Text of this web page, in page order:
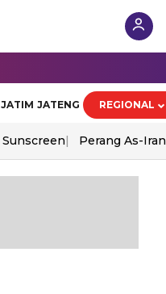
JATIM JATENG REGIONAL
Sunscreen Perang As-Iran